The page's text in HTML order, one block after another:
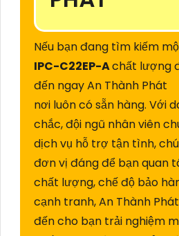
Nếu bạn đang tìm kiếm
IPC-C22EP-Achất lượng
đến ngay An Thành Phát
nơi luôn có sẵn hàng. Với
chắc, đội ngũ nhân viên
dịch vụ hỗ trợ tận tình,
đơn vị đáng để bạn quan
chất lượng, chế độ bảo
cạnh tranh, An Thành
đến cho bạn trải nghiệm